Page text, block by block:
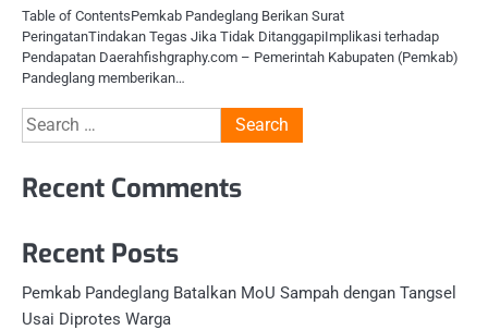
Table of ContentsPemkab Pandeglang Berikan Surat
PeringatanTindakan Tegas Jika Tidak DitanggapiImplikasi terhadap
Pendapatan Daerahfishgraphy.com – Pemerintah Kabupaten (Pemkab)
Pandeglang memberikan…
Search
for:
Recent Comments
Recent Posts
Pemkab Pandeglang Batalkan MoU Sampah dengan Tangsel
Usai Diprotes Warga